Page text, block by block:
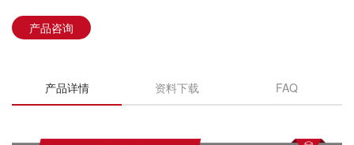
产品咨询
产品详情 资料下载 FAQ